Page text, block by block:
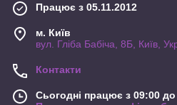
Працює з 05.11.2012
м. Київ
вул. Гліба Бабіча, 8Б, Київ,
Контакти
Сьогодні працює з 09:00